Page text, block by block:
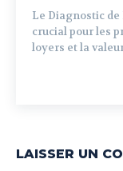
Le Diagnostic
crucial pour les
loyers et la
LAISSER UN